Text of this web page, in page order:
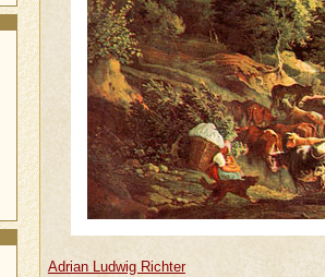
Adrian Ludwig Richter